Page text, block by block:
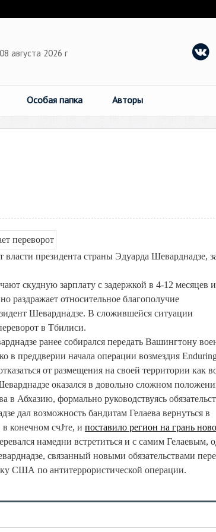
августа 2026 г
Особая папка Авторы
власти президента страны Эдуарда Шеварднадзе,
скудную зарплату с задержкой в 4-12 месяцев и
раздражает относительное благополучие
Шеварднадзе. В сложившейся ситуации
в Тбилиси.
ранее собирался передать Вашингтону
преддверии начала операции возмездия
от размещения на своей территории как
оказался в довольно сложном
в Абхазию, формально руководствуясь
дал возможность бандитам Гелаева вернуться в
конечном счЈте, и поставило регион на грань
намедни встретиться и с самим Гелаевым,
связанный новыми обязательствами
США по антитеррористической операции.